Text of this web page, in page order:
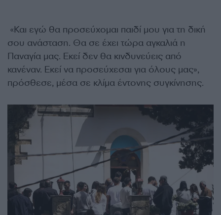
«Και εγώ θα προσεύχομαι παιδί μου για τη δική
σου ανάσταση. Θα σε έχει τώρα αγκαλιά η
Παναγία μας. Εκεί δεν θα κινδυνεύεις από
κανέναν. Εκεί να προσεύχεσαι για όλους μας»,
πρόσθεσε, μέσα σε κλίμα έντονης συγκίνησης.